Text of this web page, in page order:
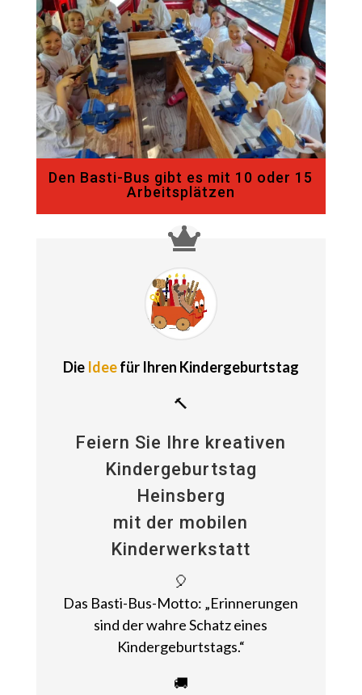
Den Basti-Bus gibt es mit 10 oder 15
Arbeitsplätzen
Die Ideefür Ihren Kindergeburtstag
🔨
Feiern Sie Ihre kreativen
Kindergeburtstag
Heinsberg
mit der mobilen
Kinderwerkstatt
🎈
Das Basti-Bus-Motto: „Erinnerungen
sind der wahre Schatz eines
Kindergeburtstags.“
🚚